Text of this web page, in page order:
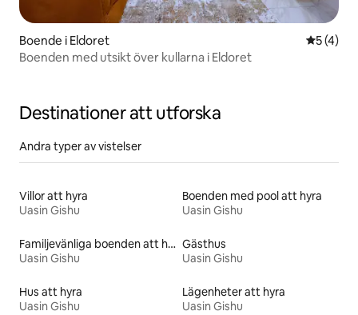
Boende i Eldoret 5 av 5 i
5 (4)
Boenden med utsikt över kullarna i Eldoret
Destinationer att utforska
Andra typer av vistelser
Villor att hyra
Uasin Gishu
Boenden med pool att hyra
Uasin Gishu
Familjevänliga boenden att hyra
Uasin Gishu
Gästhus
Uasin Gishu
Hus att hyra
Uasin Gishu
Lägenheter att hyra
Uasin Gishu